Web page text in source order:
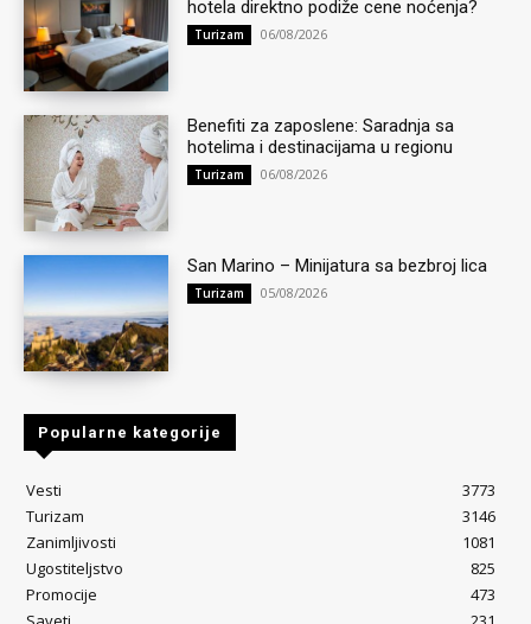
hotela direktno podiže cene noćenja?
Turizam 06/08/2026
Benefiti za zaposlene: Saradnja sa
hotelima i destinacijama u regionu
Turizam 06/08/2026
San Marino – Minijatura sa bezbroj lica
Turizam 05/08/2026
Popularne kategorije
Vesti
3773
Turizam
3146
Zanimljivosti
1081
Ugostiteljstvo
825
Promocije
473